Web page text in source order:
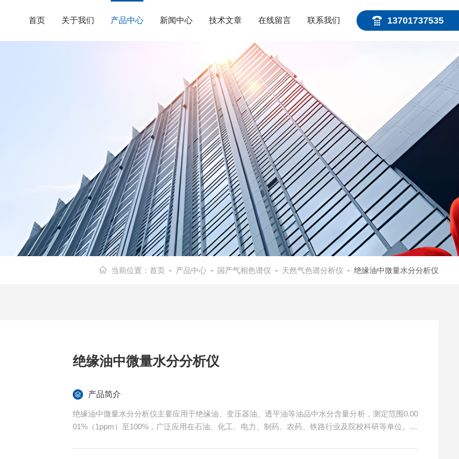
13701737535
首页 关于我们 产品中心 新闻中心 技术文章 在线留言 联系我们
当前位置： 首页 - 产品中心- 国产气相色谱仪 - 天然气色谱分析仪 - 绝缘油中微量水分分析仪
绝缘油中微量水分分析仪
产品简介
绝缘油中微量水分分析仪主要应用于绝缘油、变压器油、透平油等油品中水分含量分析，测定范围0.00
01%（1ppm）至100%，广泛应用在石油、化工、电力、制药、农药、铁路行业及院校科研等单位。